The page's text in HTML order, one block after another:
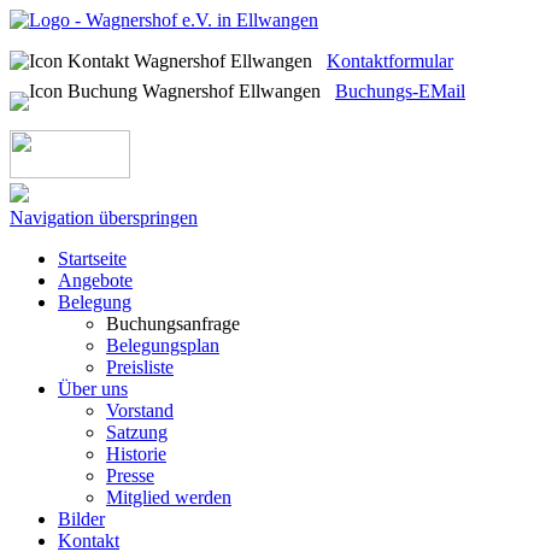
Kontaktformular
Buchungs-EMail
Navigation überspringen
Startseite
Angebote
Belegung
Buchungsanfrage
Belegungsplan
Preisliste
Über uns
Vorstand
Satzung
Historie
Presse
Mitglied werden
Bilder
Kontakt